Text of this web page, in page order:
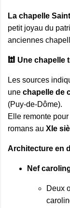
La chapelle
petit joyau du
anciennes
🕍 Une chapelle
Les sources
une chapelle de
(Puy‑de‑Dôme).
Elle remonte
romans au XIe
Architecture en
Nef
Deux